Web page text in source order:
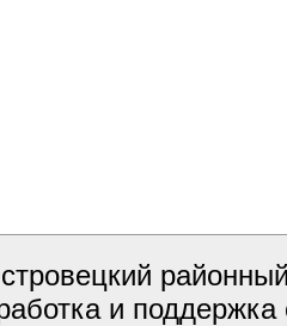
и поддержка